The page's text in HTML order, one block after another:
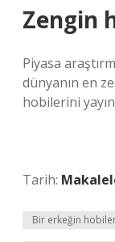
Zengin
Piyasa
dünyanın en
hobilerini
Tarih:
Bir erkeğin